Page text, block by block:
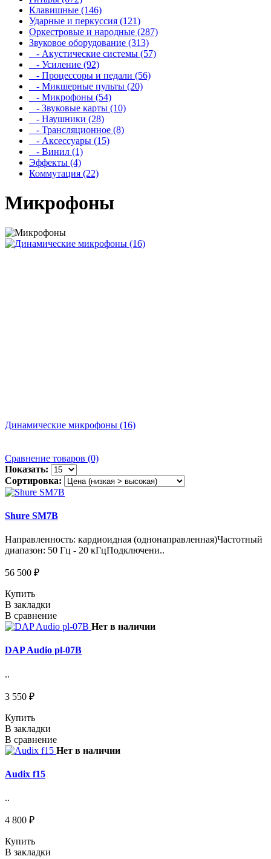
Клавишные (146)
Ударные и перкуссия (121)
Оркестровые и народные (287)
Звуковое оборудование (313)
- Акустические системы (57)
- Усиление (92)
- Процессоры и педали (56)
- Микшерные пульты (20)
- Микрофоны (54)
- Звуковые карты (10)
- Наушники (28)
- Трансляционное (8)
- Аксессуары (15)
- Винил (1)
Эффекты (4)
Коммутация (22)
Микрофоны
Динамические микрофоны (16)
Сравнение товаров (0)
Показать:
Сортировка:
Shure SM7B
Направленность: кардиоидная (однонаправленная)Частотный
диапазон: 50 Гц - 20 кГцПодключени..
56 500 ₽
Купить
В закладки
В сравнение
Нет в наличии
DAP Audio pl-07B
..
3 550 ₽
Купить
В закладки
В сравнение
Нет в наличии
Audix f15
..
4 800 ₽
Купить
В закладки